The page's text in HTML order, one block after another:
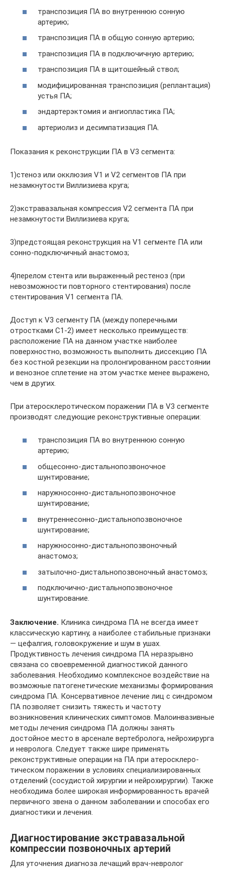
транспозиция ПА во внутреннюю сонную
артерию;
транспозиция ПА в общую сонную артерию;
транспозиция ПА в подключичную артерию;
транспозиция ПА в щитошейный ствол;
модифицированная транспозиция (реплантация)
устья ПА;
эндартерэктомия и ангиопластика ПА;
артериолиз и десимпатизация ПА.
Показания к реконструкции ПА в V3 сегмента:
1)стеноз или окклюзия V1 и V2 сегментов ПА при
незамкнутости Виллизиева круга;
2)экстравазальная компрессия V2 сегмента ПА при
незамкнутости Виллизиева круга;
3)предстоящая реконструкция на V1 сегменте ПА или
сонно-подключичный анастомоз;
4)перелом стента или выраженный рестеноз (при
невозможности повторного стентирова­ния) после
стентирования V1 сегмента ПА.
Доступ к V3 сегменту ПА (между поперечными
отростками С1-2) имеет несколько преимуществ:
расположение ПА на данном участке наиболее
поверхностно, возможность выполнить диссекцию ПА
без костной резекции на пролонгированном расстоянии
и веноз­ное сплетение на этом участке менее выражено,
чем в других.
При атеросклеротическом поражении ПА в V3 сегменте
производят следующие ре­конструктивные операции:
транспозиция ПА во внутреннюю сонную
артерию;
общесонно-дистальнопозвоночное
шунтирование;
наружносонно-дистальнопозвоночное
шунтирование;
внутреннесонно-дистальнопозвоночное
шунтирование;
наружносонно-дистальнопозвоночный
анастомоз;
затылочно-дистальнопозвоночный анастомоз;
подключично-дистальнопозвоночное
шунтирование.
Заключение. Клиника синдрома ПА не всегда имеет
классическую картину, а наибо­лее стабильные признаки
— цефалгия, головокружение и шум в ушах.
Продуктивность лече­ния синдрома ПА неразрывно
связана со своевременной диагностикой данного
заболевания. Необходимо комплексное воздействие на
возможные патогенетические механизмы форми­рования
синдрома ПА. Консервативное лечение лиц с синдромом
ПА позволяет снизить тя­жесть и частоту
возникновения клинических симптомов. Малоинвазивные
методы лечения синдрома ПА должны занять
достойное место в арсенале вертебролога, нейрохирурга
и нев­ролога. Следует также шире применять
реконструктивные операции на ПА при атеросклеро­
тическом поражении в условиях специализированных
отделений (сосудистой хирургии и нейрохирургии). Также
необходима более широкая информированность врачей
первичного звена о данном заболевании и способах его
диагностики и лечения.
Диагностирование экстравазальной
компрессии позвоночных артерий
Для уточнения диагноза лечащий врач-невролог